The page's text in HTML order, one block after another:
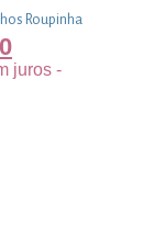
Roupinha
juros -